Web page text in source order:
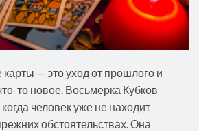
— это уход от прошлого и
то новое. Восьмерка Кубков
человек уже не находит
обстоятельствах. Она